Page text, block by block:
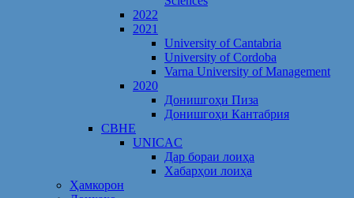
2022
2021
University of Cantabria
University of Cordoba
Varna University of Management
2020
Донишгоҳи Пиза
Донишгоҳи Кантабрия
CBHE
UNICAC
Дар бораи лоиҳа
Хабарҳои лоиҳа
Ҳамкорон